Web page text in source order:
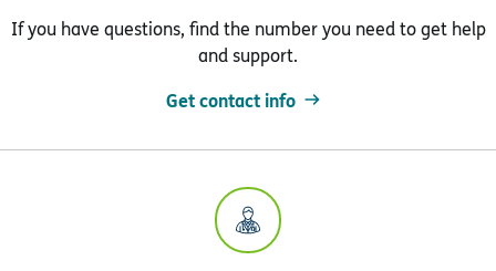
If you have questions, find the number you need to get help
and support.
Get contact info